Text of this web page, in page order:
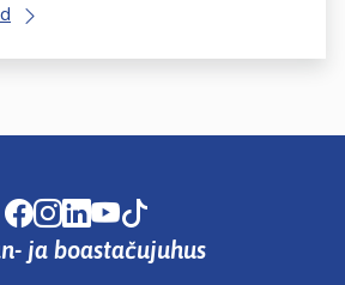
Facebook
Instagram
LinkedIn
Youtube
ja boastačujuhus